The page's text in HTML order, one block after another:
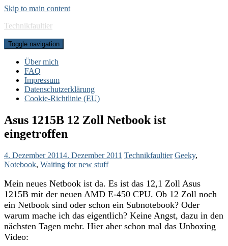
Skip to main content
Technikfaultier
Toggle navigation
Über mich
FAQ
Impressum
Datenschutzerklärung
Cookie-Richtlinie (EU)
Asus 1215B 12 Zoll Netbook ist
eingetroffen
4. Dezember 20114. Dezember 2011 Technikfaultier Geeky,
Notebook, Waiting for new stuff
Mein neues Netbook ist da. Es ist das 12,1 Zoll Asus
1215B mit der neuen AMD E-450 CPU. Ob 12 Zoll noch
ein Netbook sind oder schon ein Subnotebook? Oder
warum mache ich das eigentlich? Keine Angst, dazu in den
nächsten Tagen mehr. Hier aber schon mal das Unboxing
Video: